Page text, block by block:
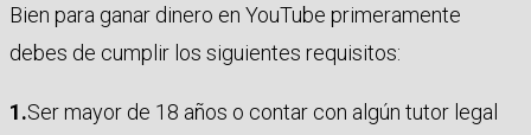
Bien para ganar dinero en YouTube primeramente
debes de cumplir los siguientes requisitos:
1.Ser mayor de 18 años o contar con algún tutor legal